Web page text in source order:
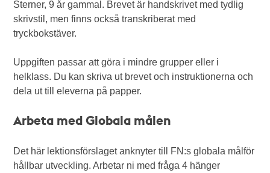
Sterner, 9 år gammal. Brevet är handskrivet med tydlig
skrivstil, men finns också transkriberat med
tryckbokstäver.
Uppgiften passar att göra i mindre grupper eller i
helklass. Du kan skriva ut brevet och instruktionerna och
dela ut till eleverna på papper.
Arbeta med Globala målen
Det här lektionsförslaget anknyter till FN:s globala målför
hållbar utveckling. Arbetar ni med fråga 4 hänger